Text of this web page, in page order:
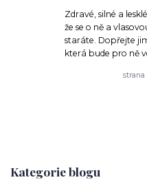
Kategorie blogu
Zdravé, silné a
že se o ně a
staráte. Dopřejte
která bude pro ně
strana